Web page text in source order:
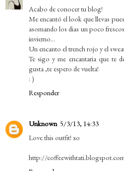
Acabo de conocer tu blog!
Me encantó el look que llevas
asomando los dias un poco
invierno...
Un encanto el trench rojo y el
Te sigo y me encantaria que te
gusta ,te espero de vuelta!
: )
Responder
Unknown 5/3/13, 14:33
Love this outfit! xo
http://